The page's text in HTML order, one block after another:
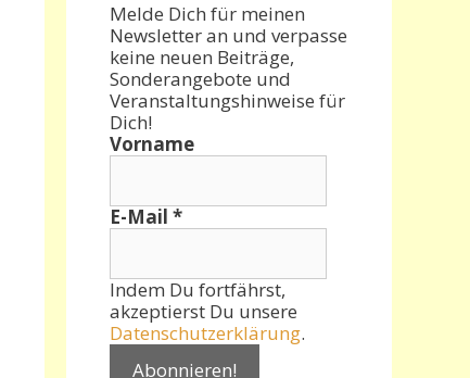
Melde Dich für meinen
Newsletter an und verpasse
keine neuen Beiträge,
Sonderangebote und
Veranstaltungshinweise für
Dich!
Vorname
E-Mail *
Indem Du fortfährst,
akzeptierst Du unsere
Datenschutzerklärung.